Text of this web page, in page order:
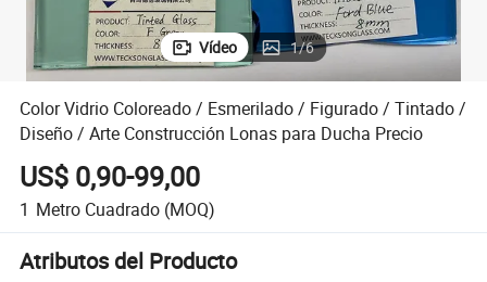
Vídeo 1/6
Color Vidrio Coloreado / Esmerilado / Figurado / Tintado /
Diseño / Arte Construcción Lonas para Ducha Precio
US$ 0,90-99,00
1 Metro Cuadrado (MOQ)
Atributos del Producto